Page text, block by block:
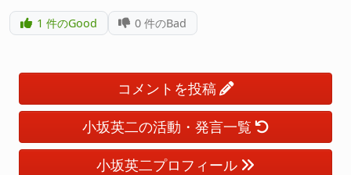
1 件のGood 0 件のBad
コメントを投稿
小坂英二の活動・発言一覧
小坂英二プロフィール